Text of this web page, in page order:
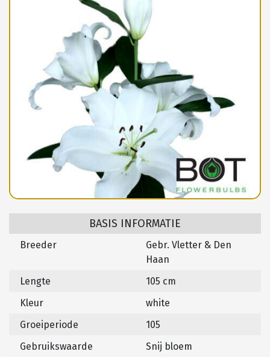
BASIS INFORMATIE
Breeder
Gebr. Vletter & Den
Haan
Lengte
105 cm
Kleur
white
Groeiperiode
105
Gebruikswaarde
Snij bloem